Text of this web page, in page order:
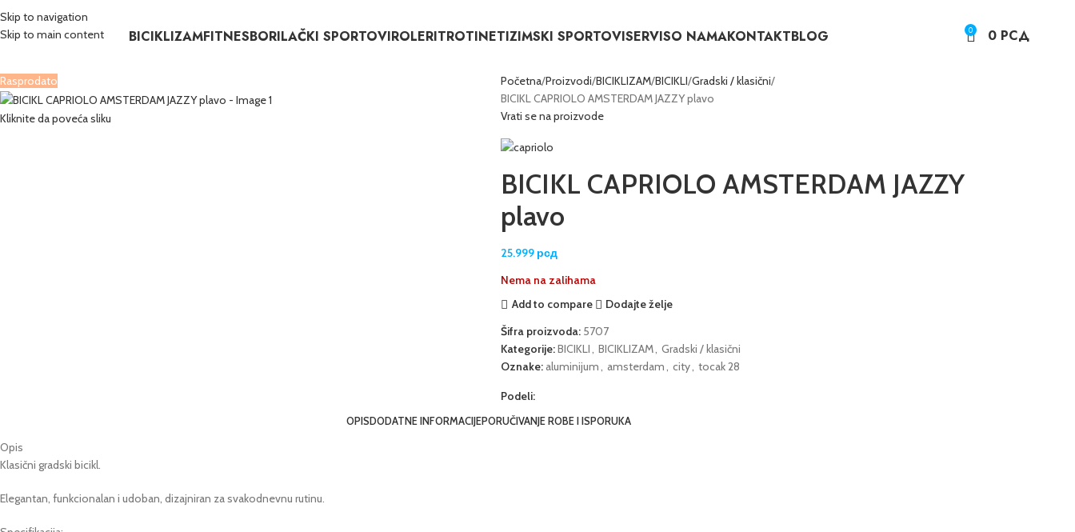
Skip to navigation
Skip to main content
BICIKLIZAMFITNESBORILAČKI SPORTOVIROLERITROTINETIZIMSKI SPORTOVISERVISO NAMAKONTAKTBLOG 0 0 РСД
Rasprodato
Kliknite da poveća sliku
Početna Proizvodi BICIKLIZAM BICIKLI Gradski / klasični
BICIKL CAPRIOLO AMSTERDAM JAZZY plavo
Vrati se na proizvode
BICIKL CAPRIOLO AMSTERDAM JAZZY
plavo
25.999 рсд
Nema na zalihama
Add to compare
Dodajte želje
Šifra proizvoda: 5707
Kategorije:BICIKLI BICIKLIZAM Gradski / klasični
Oznake: aluminijum amsterdam city tocak 28
Podeli:
OPISDODATNE INFORMACIJEPORUČIVANJE ROBE I ISPORUKA
Opis
Klasični gradski bicikl.
Elegantan, funkcionalan i udoban, dizajniran za svakodnevnu rutinu.